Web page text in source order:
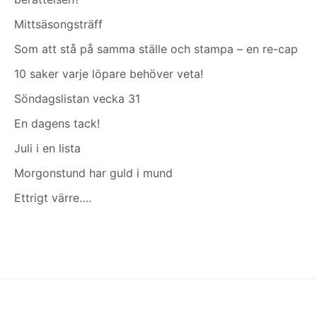
Mittsäsongsträff
Som att stå på samma ställe och stampa – en re-cap
10 saker varje löpare behöver veta!
Söndagslistan vecka 31
En dagens tack!
Juli i en lista
Morgonstund har guld i mund
Ettrigt värre….